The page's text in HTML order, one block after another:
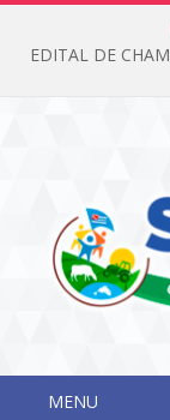
MENU